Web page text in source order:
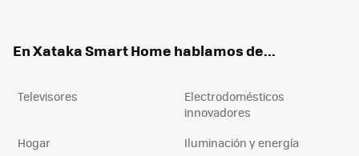
En Xataka Smart Home hablamos de...
Televisores
Electrodomésticos
innovadores
Hogar
Iluminación y energía